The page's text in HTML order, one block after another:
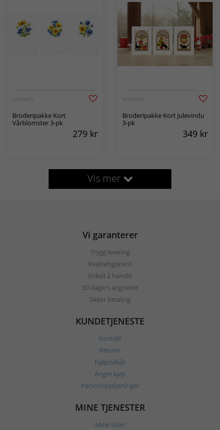
VERVACO
Broderipakke Kort
Vårblomster 3-pk
279 kr
VERVACO
Broderipakke Kort Julevindu
3-pk
349 kr
Vis mer
Vi garanterer
Trygg levering
Kvalitetsgaranti
Enkelt å handle
30 dagers angrerett
Sikker betaling
KUNDETJENESTE
Kontakt
Returer
Kjøpsvilkår
Angre kjøp
Personopplysninger
MINE TJENESTER
Mine sider